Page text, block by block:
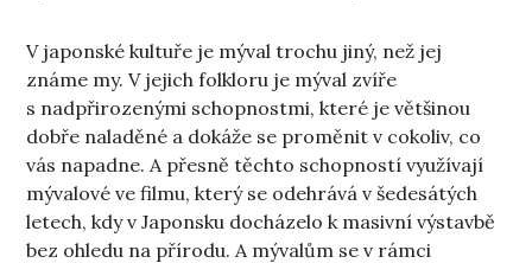
V japonské kultuře je mýval trochu jiný, než jej
známe my. V jejich folkloru je mýval zvíře
s nadpřirozenými schopnostmi, které je většinou
dobře naladěné a dokáže se proměnit v cokoliv, co
vás napadne. A přesně těchto schopností využívají
mývalové ve filmu, který se odehrává v šedesátých
letech, kdy v Japonsku docházelo k masivní výstavbě
bez ohledu na přírodu. A mývalům se v rámci